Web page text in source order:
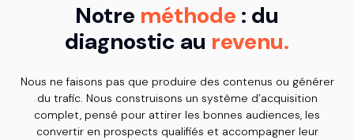
Notre méthode : du
diagnostic au revenu.
Nous ne faisons pas que produire des contenus ou générer
du trafic. Nous construisons un système d’acquisition
complet, pensé pour attirer les bonnes audiences, les
convertir en prospects qualifiés et accompagner leur